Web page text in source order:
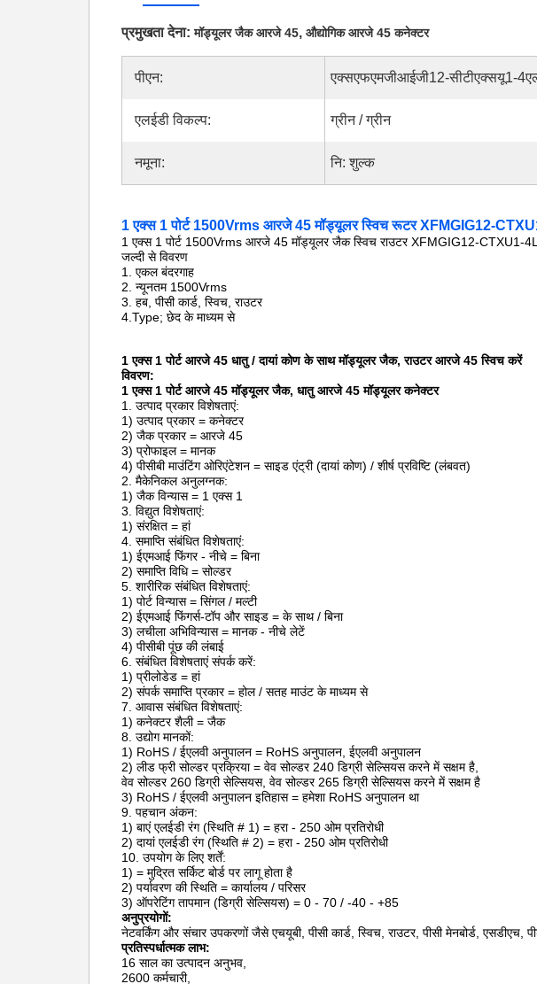
प्रमुखता देना:मॉड्यूलर जैक आरजे 45, औद्योगिक आरजे 45 कनेक्टर
पीएन: एक्सएफएमजीआईजी12-सीटीएक्सयू1-
एलईडी विकल्प: ग्रीन / ग्रीन
नमूना: नि: शुल्क
1 एक्स 1 पोर्ट 1500Vrms आरजे 45 मॉड्यूलर स्विच रूटर XFMGIG12-
1 एक्स 1 पोर्ट 1500Vrms आरजे 45 मॉड्यूलर जैक स्विच राउटर XFMGIG12-CTXU1-
जल्दी से विवरण
1. एकल बंदरगाह
2. न्यूनतम 1500Vrms
3. हब, पीसी कार्ड, स्विच, राउटर
4.Type; छेद के माध्यम से
1 एक्स 1 पोर्ट आरजे 45 धातु / दायां कोण के साथ मॉड्यूलर जैक, राउटर आरजे 45 स्विच करें
विवरण:
1 एक्स 1 पोर्ट आरजे 45 मॉड्यूलर जैक, धातु आरजे 45 मॉड्यूलर कनेक्टर
1. उत्पाद प्रकार विशेषताएं:
1) उत्पाद प्रकार = कनेक्टर
2) जैक प्रकार = आरजे 45
3) प्रोफाइल = मानक
4) पीसीबी माउंटिंग ओरिएंटेशन = साइड एंट्री (दायां कोण) / शीर्ष प्रविष्टि (लंबवत)
2. मैकेनिकल अनुलग्नक:
1) जैक विन्यास = 1 एक्स 1
3. विद्युत विशेषताएं:
1) संरक्षित = हां
4. समाप्ति संबंधित विशेषताएं:
1) ईएमआई फिंगर - नीचे = बिना
2) समाप्ति विधि = सोल्डर
5. शारीरिक संबंधित विशेषताएं:
1) पोर्ट विन्यास = सिंगल / मल्टी
2) ईएमआई फिंगर्स-टॉप और साइड = के साथ / बिना
3) लचीला अभिविन्यास = मानक - नीचे लेटें
4) पीसीबी पूंछ की लंबाई
6. संबंधित विशेषताएं संपर्क करें:
1) प्रीलोडेड = हां
2) संपर्क समाप्ति प्रकार = होल / सतह माउंट के माध्यम से
7. आवास संबंधित विशेषताएं:
1) कनेक्टर शैली = जैक
8. उद्योग मानकों:
1) RoHS / ईएलवी अनुपालन = RoHS अनुपालन, ईएलवी अनुपालन
2) लीड फ्री सोल्डर प्रक्रिया = वेव सोल्डर 240 डिग्री सेल्सियस करने में सक्षम है,
वेव सोल्डर 260 डिग्री सेल्सियस, वेव सोल्डर 265 डिग्री सेल्सियस करने में सक्षम है
3) RoHS / ईएलवी अनुपालन इतिहास = हमेशा RoHS अनुपालन था
9. पहचान अंकन:
1) बाएं एलईडी रंग (स्थिति # 1) = हरा - 250 ओम प्रतिरोधी
2) दायां एलईडी रंग (स्थिति # 2) = हरा - 250 ओम प्रतिरोधी
10. उपयोग के लिए शर्तें:
1) = मुद्रित सर्किट बोर्ड पर लागू होता है
2) पर्यावरण की स्थिति = कार्यालय / परिसर
3) ऑपरेटिंग तापमान (डिग्री सेल्सियस) = 0 - 70 / -40 - +85
अनुप्रयोगों:
नेटवर्किंग और संचार उपकरणों जैसे एचयूबी, पीसी कार्ड, स्विच, राउटर, पीसी मेनबोर्ड,
प्रतिस्पर्धात्मक लाभ:
16 साल का उत्पादन अनुभव,
2600 कर्मचारी,